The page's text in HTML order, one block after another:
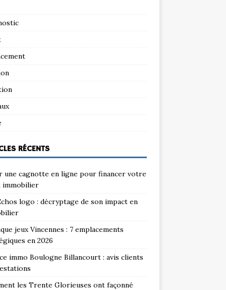
RÉCENTS
une cagnotte en ligne pour financer votre
immobilier
logo : décryptage de son impact en
jeux Vincennes : 7 emplacements
en 2026
immo Boulogne Billancourt : avis clients
les Trente Glorieuses ont façonné